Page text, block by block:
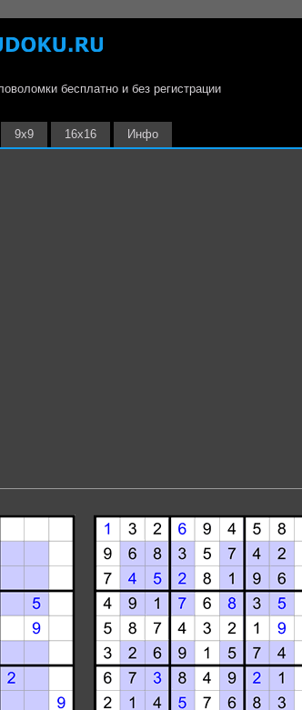
бесплатно и без регистрации
9х9 16х16 Инфо